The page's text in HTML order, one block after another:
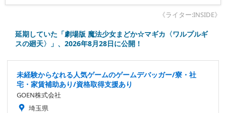
《ライター:INSIDE》
延期していた「劇場版 魔法少女まどか☆マギカ〈ワルプルギ
スの廻天〉」、2026年8月28日に公開！
未経験からなれる人気ゲームのゲームデバッガー/寮・社
宅・家賃補助あり/資格取得支援あり
GOEN株式会社
埼玉県